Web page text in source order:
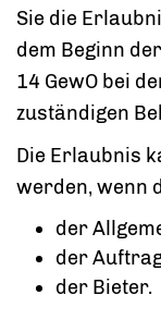
Sie die
dem Beginn
14 GewO bei
zuständigen
Die Erlaubnis
werden, wenn
der
der
der Bieter.